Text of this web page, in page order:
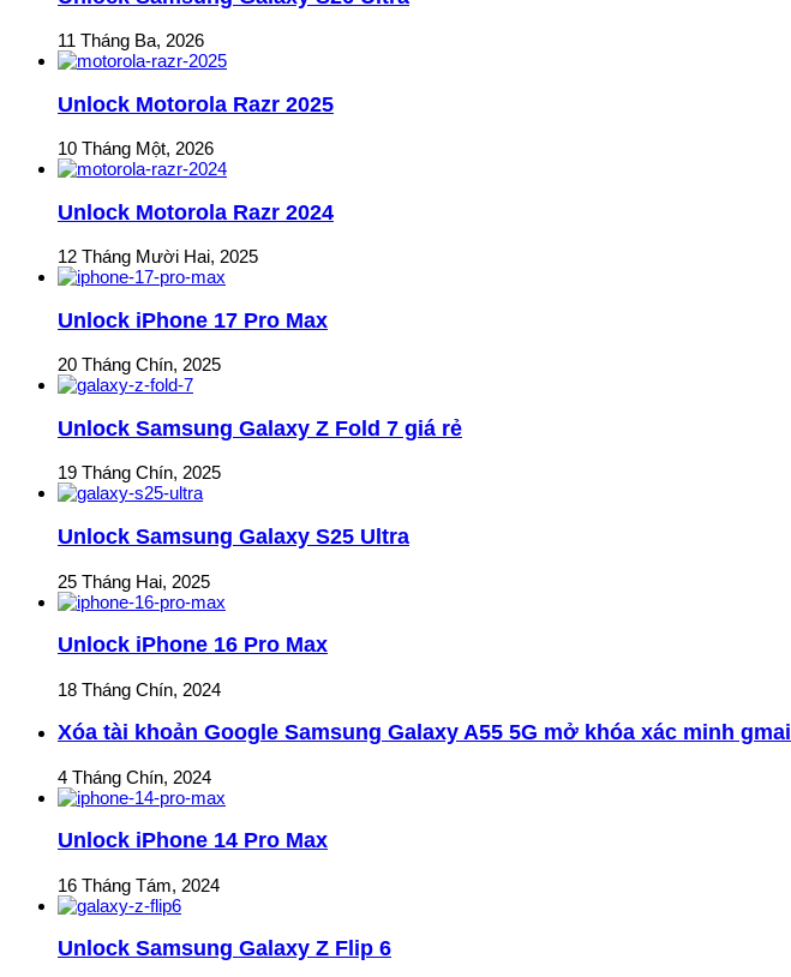
11 Tháng Ba, 2026
Unlock Motorola Razr 2025
10 Tháng Một, 2026
Unlock Motorola Razr 2024
12 Tháng Mười Hai, 2025
Unlock iPhone 17 Pro Max
20 Tháng Chín, 2025
Unlock Samsung Galaxy Z Fold 7 giá rẻ
19 Tháng Chín, 2025
Unlock Samsung Galaxy S25 Ultra
25 Tháng Hai, 2025
Unlock iPhone 16 Pro Max
18 Tháng Chín, 2024
Xóa tài khoản Google Samsung Galaxy A55 5G mở khóa xác minh gmail
4 Tháng Chín, 2024
Unlock iPhone 14 Pro Max
16 Tháng Tám, 2024
Unlock Samsung Galaxy Z Flip 6